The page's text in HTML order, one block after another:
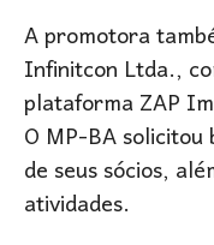
A promotora
Infinitcon Ltda.,
plataforma ZAP
O MP-BA
de seus sócios,
atividades.